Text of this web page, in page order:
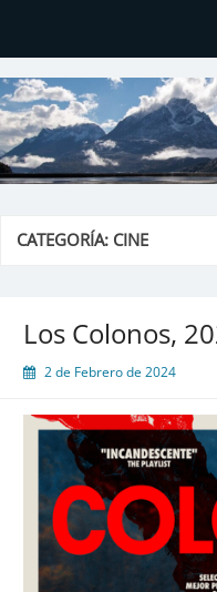
El blog de
CATEGORÍA: CINE
Los Colonos,
2 de Febrero de 2024